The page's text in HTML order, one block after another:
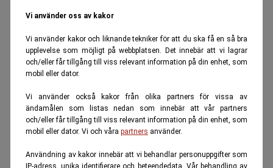
Vi använder oss av kakor
Vi använder kakor och liknande tekniker för att du ska få en så bra
upplevelse som möjligt på webbplatsen. Det innebär att vi lagrar
och/eller får tillgång till viss relevant information på din enhet, som
mobil eller dator.
Vi använder också kakor från olika partners för vissa av
ändamålen som listas nedan som innebär att vår partners
och/eller får tillgång till viss relevant information på din enhet, som
mobil eller dator. Vi och våra partners använder.
Användning av kakor innebär att vi behandlar personuppgifter som
IP-adress, unika identifierare och beteendedata. Vår behandling av